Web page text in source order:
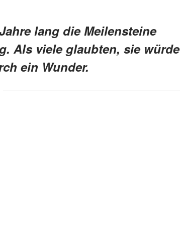
lang die Meilensteine
Als viele glaubten, sie würde
ein Wunder.